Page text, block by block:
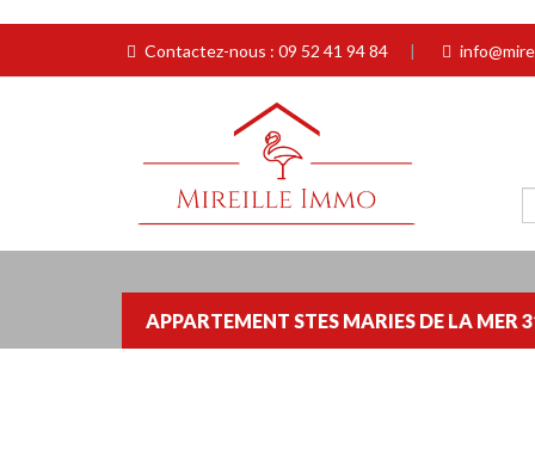
Contactez-nous : 09 52 41 94 84 |
APPARTEMENT STES MARIES DE LA MER